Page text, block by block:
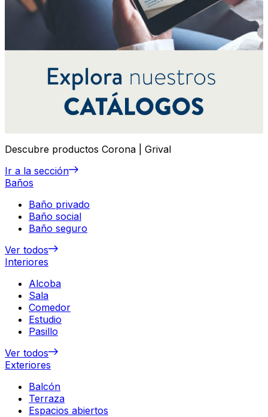
Descubre productos Corona | Grival
Ir a la sección
Baños
Baño privado
Baño social
Baño seguro
Ver todos
Interiores
Alcoba
Sala
Comedor
Estudio
Pasillo
Ver todos
Exteriores
Balcón
Terraza
Espacios abiertos